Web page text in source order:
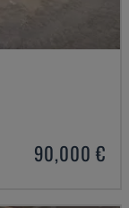
90,000 €